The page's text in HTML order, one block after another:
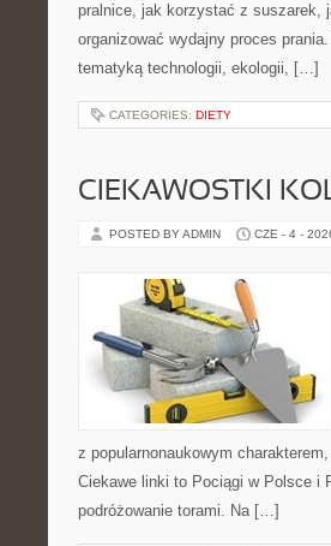
pralnice, jak korzystać z suszarek,
organizować wydajny proces
tematyką technologii, ekologii, […]
CATEGORIES: DIETY
CIEKAWOSTKI
POSTED BY ADMIN CZE - 4 -
z popularnonaukowym
Ciekawe linki to Pociągi w Polsce i
podróżowanie torami. Na […]